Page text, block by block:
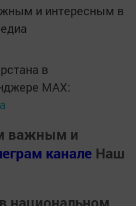
и интересным в
в
MАХ:
важным и
канале Наш